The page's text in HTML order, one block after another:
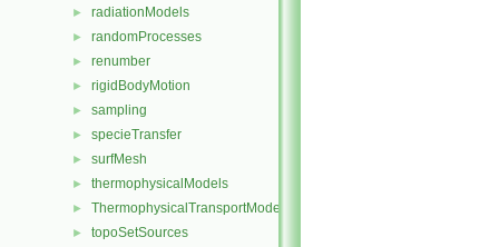
► radiationModels
► randomProcesses
► renumber
► rigidBodyMotion
► sampling
► specieTransfer
► surfMesh
► thermophysicalModels
► ThermophysicalTransportModels
► topoSetSources